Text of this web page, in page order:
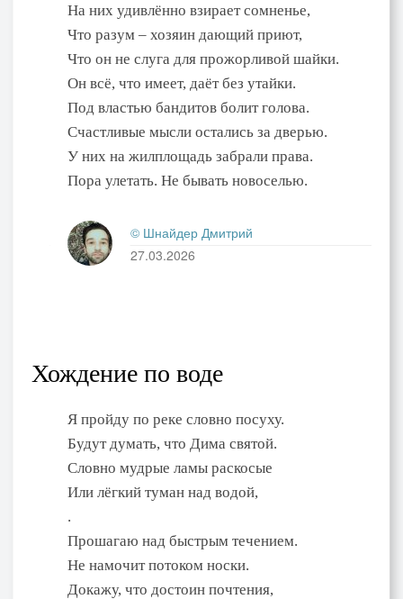
На них удивлённо взирает сомненье,
Что разум – хозяин дающий приют,
Что он не слуга для прожорливой шайки.
Он всё, что имеет, даёт без утайки.
Под властью бандитов болит голова.
Счастливые мысли остались за дверью.
У них на жилплощадь забрали права.
Пора улетать. Не бывать новоселью.
© Шнайдер Дмитрий
27.03.2026
Хождение по воде
Я пройду по реке словно посуху.
Будут думать, что Дима святой.
Словно мудрые ламы раскосые
Или лёгкий туман над водой,
.
Прошагаю над быстрым течением.
Не намочит потоком носки.
Докажу, что достоин почтения,